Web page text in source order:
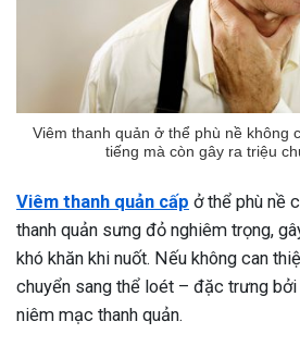
Viêm thanh quản ở thể phù nề không
tiếng mà còn gây ra triệu
Viêm thanh quản cấp ở thể phù nề
thanh quản sưng đỏ nghiêm trọng,
khó khăn khi nuốt. Nếu không can
chuyển sang thể loét – đặc trưng
niêm mạc thanh quản.